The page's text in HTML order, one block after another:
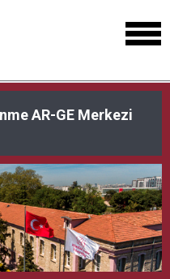
AR-GE Merkezi